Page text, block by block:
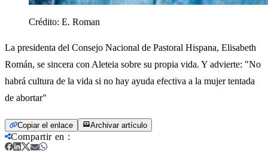
Crédito: E. Roman
La presidenta del Consejo Nacional de Pastoral Hispana, Elisabeth
Román, se sincera con Aleteia sobre su propia vida. Y advierte: "No
habrá cultura de la vida si no hay ayuda efectiva a la mujer tentada
de abortar"
Copiar el enlace Archivar artículo
Compartir en :